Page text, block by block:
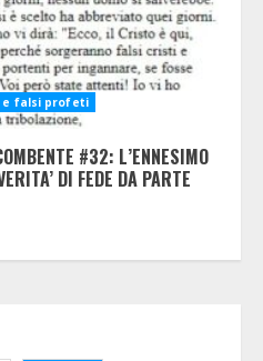
e falsi profeti
#32: L’ENNESIMO
DI FEDE DA PARTE